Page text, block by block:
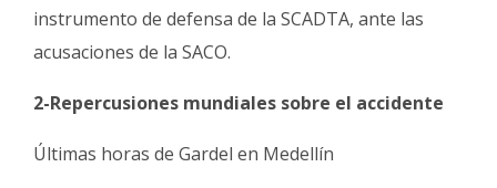
instrumento de defensa de la SCADTA, ante las
acusaciones de la SACO.
2-Repercusiones mundiales sobre el accidente
Últimas horas de Gardel en Medellín